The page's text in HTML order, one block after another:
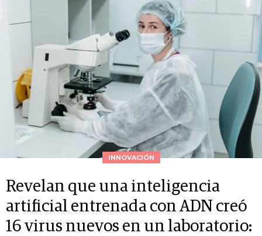
INNOVACIÓN
Revelan que una inteligencia
artificial entrenada con ADN creó
16 virus nuevos en un laboratorio: